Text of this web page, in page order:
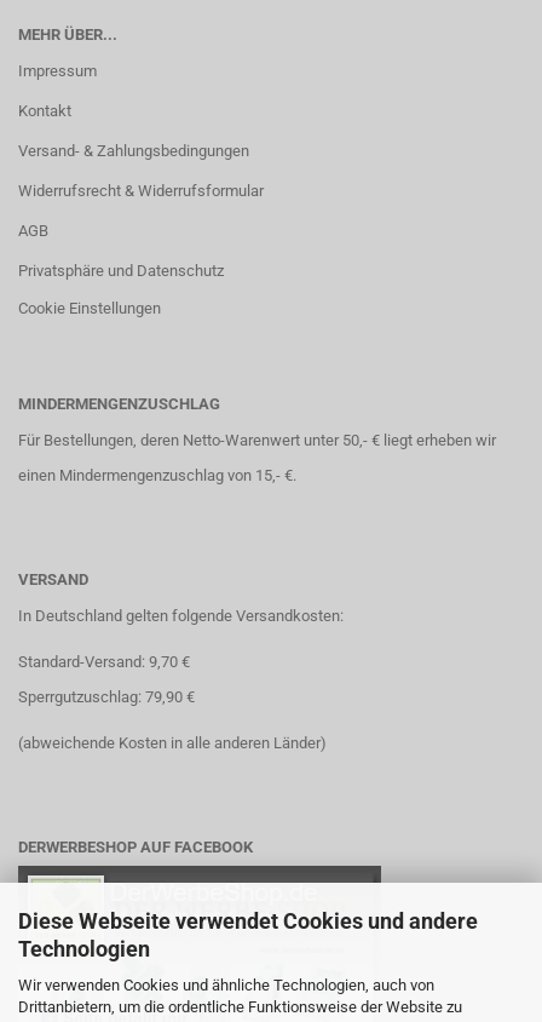
Diese Webseite verwendet Cookies und andere
Technologien
Wir verwenden Cookies und ähnliche Technologien, auch von
Drittanbietern, um die ordentliche Funktionsweise der Website zu
MEHR ÜBER...
Impressum
Kontakt
Versand- & Zahlungsbedingungen
Widerrufsrecht & Widerrufsformular
AGB
Privatsphäre und Datenschutz
Cookie Einstellungen
MINDERMENGENZUSCHLAG
Für Bestellungen, deren Netto-Warenwert unter 50,- € liegt erheben wir
einen Mindermengenzuschlag von 15,- €.
VERSAND
In Deutschland gelten folgende Versandkosten:
Standard-Versand: 9,70 €
Sperrgutzuschlag: 79,90 €
(abweichende Kosten in alle anderen Länder)
DERWERBESHOP AUF FACEBOOK